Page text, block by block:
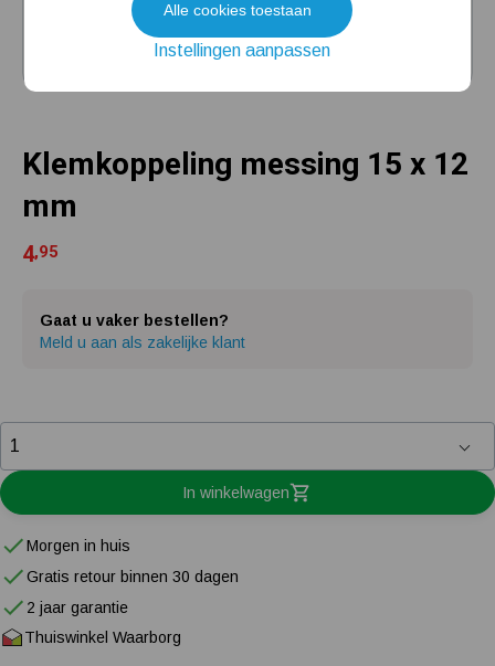
Tuin besproeien? Lees hier welke tuinpomp u nodig heeft
Installatie van een beregenings- / hydrofoorpomp
Klemkoppeling messing 15 x 12
mm
4,95
Gaat u vaker bestellen?
Meld u aan als zakelijke klant
In winkelwagen
Morgen in huis
Gratis retour binnen 30 dagen
2 jaar garantie
Thuiswinkel Waarborg
Alle cookies toestaan
Instellingen aanpassen